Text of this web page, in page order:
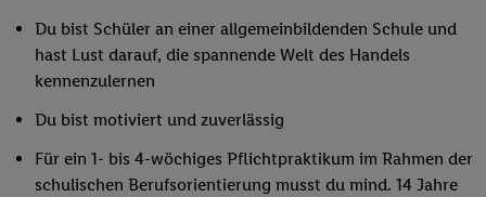
Du bist Schüler an einer allgemeinbildenden Schule und
hast Lust darauf, die spannende Welt des Handels
kennenzulernen
Du bist motiviert und zuverlässig
Für ein 1- bis 4-wöchiges Pflichtpraktikum im Rahmen der
schulischen Berufsorientierung musst du mind. 14 Jahre